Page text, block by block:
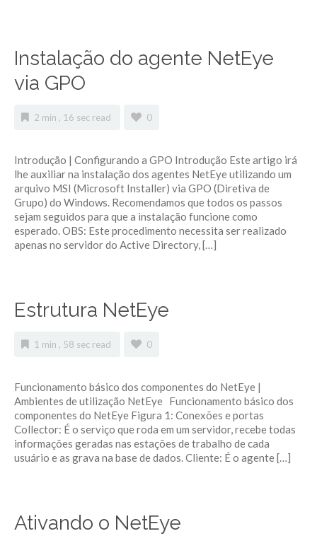
Instalação do agente NetEye
via GPO
2 min , 16 sec read 0
Introdução | Configurando a GPO Introdução Este artigo irá
lhe auxiliar na instalação dos agentes NetEye utilizando um
arquivo MSI (Microsoft Installer) via GPO (Diretiva de
Grupo) do Windows. Recomendamos que todos os passos
sejam seguidos para que a instalação funcione como
esperado. OBS: Este procedimento necessita ser realizado
apenas no servidor do Active Directory, […]
Estrutura NetEye
1 min , 58 sec read 0
Funcionamento básico dos componentes do NetEye |
Ambientes de utilização NetEye Funcionamento básico dos
componentes do NetEye Figura 1: Conexões e portas
Collector: É o serviço que roda em um servidor, recebe todas
informações geradas nas estações de trabalho de cada
usuário e as grava na base de dados. Cliente: É o agente […]
Ativando o NetEye